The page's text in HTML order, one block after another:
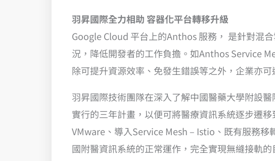
羽昇國際全力相助 容器化平台轉移升級
Google Cloud 平台上的Anthos 服務， 是針對混
況，降低開發者的工作負擔。如Anthos Service
除可提升資源效率、免發生錯誤等之外，企業亦
羽昇國際技術團隊在深入了解中國醫藥大學附設
實行的三年計畫，以便可將醫療資訊系統逐步遷
VMware、導入Service Mesh – Istio、既有服務移
國附醫資訊系統的正常運作，完全實現無縫接軌的